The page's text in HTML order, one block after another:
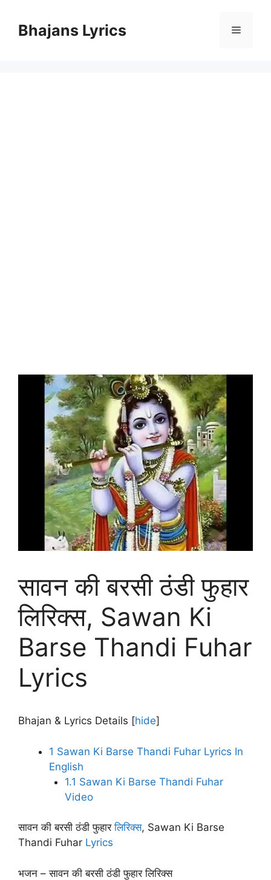
contentBhajans Lyrics Menu
सावन की बरसी ठंडी फुहार
लिरिक्स, Sawan Ki
Barse Thandi Fuhar
Lyrics
Bhajan & Lyrics Details [hide]
1 Sawan Ki Barse Thandi Fuhar Lyrics In
English
1.1 Sawan Ki Barse Thandi Fuhar
Video
सावन की बरसी ठंडी फुहारलिरिक्स, Sawan Ki Barse
Thandi Fuhar Lyrics
भजन​​ – सावन की बरसी ठंडी फुहार लिरिक्स